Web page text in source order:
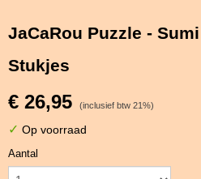
JaCaRou Puzzle -
Stukjes
€ 26,95 (inclusief btw 21%)
✓ Op voorraad
Aantal